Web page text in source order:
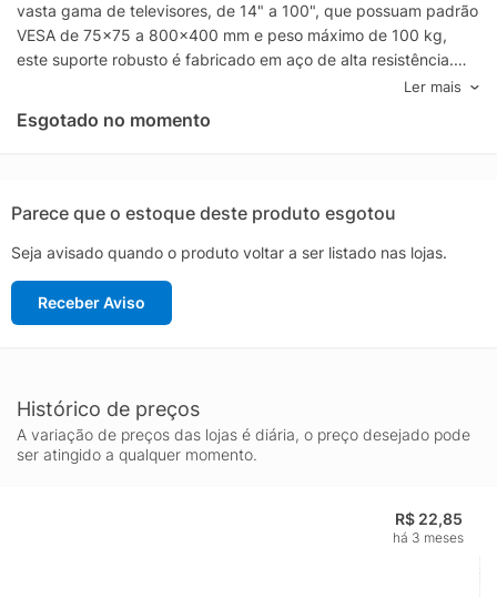
vasta gama de televisores, de 14" a 100", que possuam padrão
VESA de 75x75 a 800x400 mm e peso máximo de 100 kg,
este suporte robusto é fabricado em aço de alta resistência.
Design Compacto com Perfil Ultra Slim Transforma sua TV em
uma verdadeira obra de arte na parede, otimizando o espaço
do ambiente. A instalação é simplificada graças ao gabarito e
protegida. O acabamento em pintura eletrostática oferece
total de 5 anos, o suporte GENIUS acompanha um kit completo
de parafusos, sendo a escolha mais completa e segura do
mercado. Compre agora no KaBuM!
Ler mais
Esgotado no momento
Parece que o estoque deste produto esgotou
Seja avisado quando o produto voltar a ser listado nas lojas.
Receber Aviso
Histórico de preços
A variação de preços das lojas é diária, o preço desejado pode
ser atingido a qualquer momento.
R$ 22,85
há 3 meses